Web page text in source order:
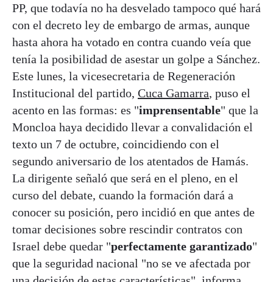
PP, que todavía no ha desvelado tampoco qué hará
con el decreto ley de embargo de armas, aunque
hasta ahora ha votado en contra cuando veía que
tenía la posibilidad de asestar un golpe a Sánchez.
Este lunes, la vicesecretaria de Regeneración
Institucional del partido, Cuca Gamarra, puso el
acento en las formas: es "imprensentable" que la
Moncloa haya decidido llevar a convalidación el
texto un 7 de octubre, coincidiendo con el
segundo aniversario de los atentados de Hamás.
La dirigente señaló que será en el pleno, en el
curso del debate, cuando la formación dará a
conocer su posición, pero incidió en que antes de
tomar decisiones sobre rescindir contratos con
Israel debe quedar "perfectamente garantizado"
que la seguridad nacional "no se ve afectada por